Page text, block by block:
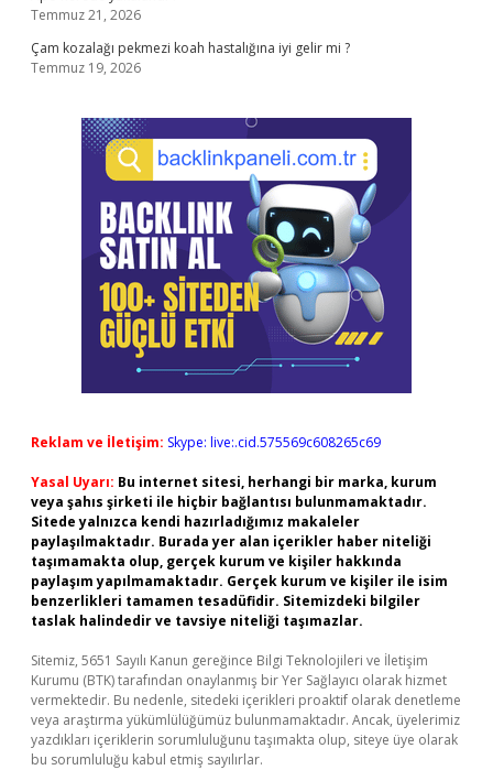
Temmuz 21, 2026
Çam kozalağı pekmezi koah hastalığına iyi gelir mi ?
Temmuz 19, 2026
Reklam ve İletişim: Skype: live:.cid.575569c608265c69
Yasal Uyarı: Bu internet sitesi, herhangi bir marka, kurum
veya şahıs şirketi ile hiçbir bağlantısı bulunmamaktadır.
Sitede yalnızca kendi hazırladığımız makaleler
paylaşılmaktadır. Burada yer alan içerikler haber niteliği
taşımamakta olup, gerçek kurum ve kişiler hakkında
paylaşım yapılmamaktadır. Gerçek kurum ve kişiler ile isim
benzerlikleri tamamen tesadüfidir. Sitemizdeki bilgiler
taslak halindedir ve tavsiye niteliği taşımazlar.
Sitemiz, 5651 Sayılı Kanun gereğince Bilgi Teknolojileri ve İletişim
Kurumu (BTK) tarafından onaylanmış bir Yer Sağlayıcı olarak hizmet
vermektedir. Bu nedenle, sitedeki içerikleri proaktif olarak denetleme
veya araştırma yükümlülüğümüz bulunmamaktadır. Ancak, üyelerimiz
yazdıkları içeriklerin sorumluluğunu taşımakta olup, siteye üye olarak
bu sorumluluğu kabul etmiş sayılırlar.